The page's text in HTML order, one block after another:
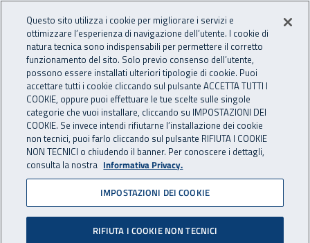
INAIL - Istituto Nazionale
Apri cerca
Navigazione principale
Navigazione - Ti trovi in:
Home Inail comunica Avvisi
Comunicazione nominativi
degli RLS scadenza 16
agosto 2009
Il Ministero del Lavoro, Salute e Politiche Sociali
Questo sito utilizza i cookie per migliorare i servizi e
ottimizzare l’esperienza di navigazione dell’utente. I cookie di
natura tecnica sono indispensabili per permettere il corretto
funzionamento del sito. Solo previo consenso dell’utente,
possono essere installati ulteriori tipologie di cookie. Puoi
accettare tutti i cookie cliccando sul pulsante ACCETTA TUTTI I
COOKIE, oppure puoi effettuare le tue scelte sulle singole
categorie che vuoi installare, cliccando su IMPOSTAZIONI DEI
COOKIE. Se invece intendi rifiutarne l’installazione dei cookie
non tecnici, puoi farlo cliccando sul pulsante RIFIUTA I COOKIE
NON TECNICI o chiudendo il banner. Per conoscere i dettagli,
consulta la nostra Informativa Privacy.
IMPOSTAZIONI DEI COOKIE
RIFIUTA I COOKIE NON TECNICI